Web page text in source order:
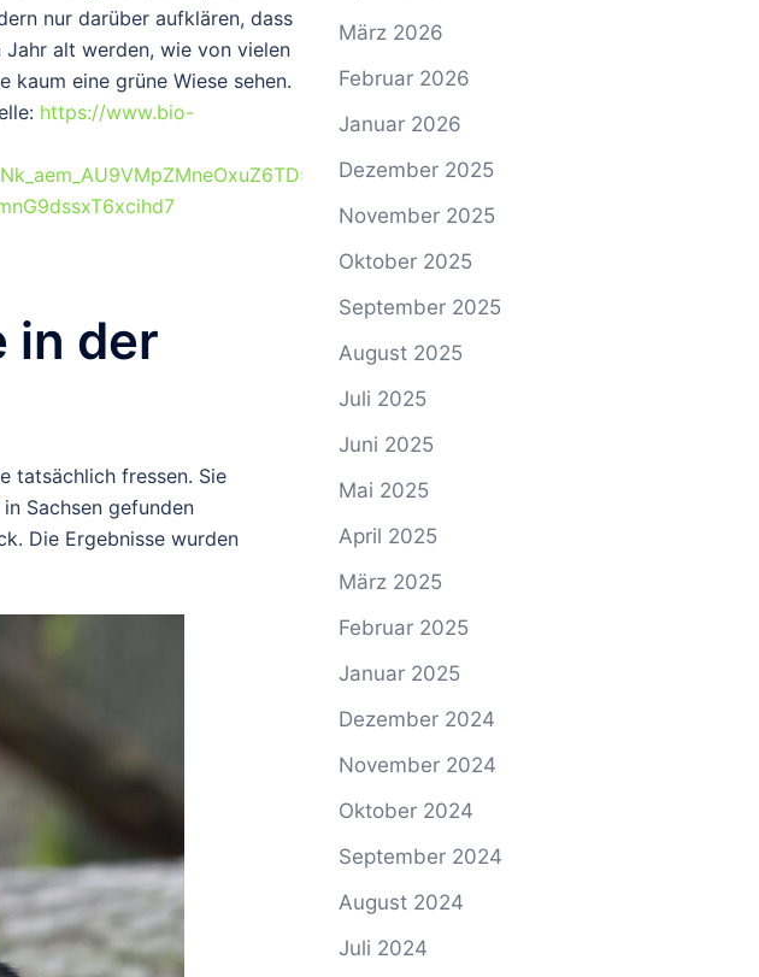
nur darüber aufklären, dass
alt werden, wie von vielen
eine grüne Wiese sehen.
https://www.bio-
in der
tatsächlich fressen. Sie
Sachsen gefunden
Die Ergebnisse wurden
März 2026
Februar 2026
Januar 2026
Dezember 2025
November 2025
Oktober 2025
September 2025
August 2025
Juli 2025
Juni 2025
Mai 2025
April 2025
März 2025
Februar 2025
Januar 2025
Dezember 2024
November 2024
Oktober 2024
September 2024
August 2024
Juli 2024